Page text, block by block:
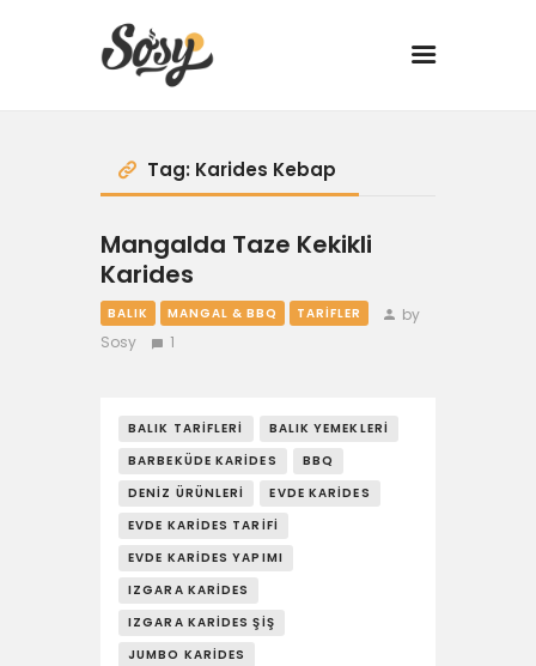
TARİFLER
MANGAL
YANCI
DRINK
BBQ 101
SOSY’LE!
Tag: Karides Kebap
Mangalda Taze Kekikli
Karides
BALIK MANGAL & BBQ TARIFLER
by
Sosy
1
BALIK TARIFLERI
BALIK YEMEKLERI
BARBEKÜDE KARIDES
BBQ
DENIZ ÜRÜNLERI
EVDE KARIDES
EVDE KARIDES TARIFI
EVDE KARIDES YAPIMI
IZGARA KARIDES
IZGARA KARIDES ŞIŞ
JUMBO KARIDES